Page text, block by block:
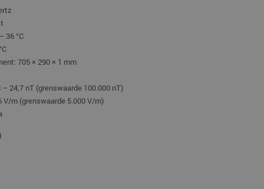
36 °C
705 × 290 × 1 mm
24,7 nT (grenswaarde 100.000 nT)
m (grenswaarde 5.000 V/m)